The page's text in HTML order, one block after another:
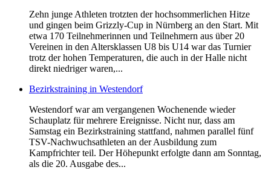
Zehn junge Athleten trotzten der hochsommerlichen Hitze
und gingen beim Grizzly-Cup in Nürnberg an den Start. Mit
etwa 170 Teilnehmerinnen und Teilnehmern aus über 20
Vereinen in den Altersklassen U8 bis U14 war das Turnier
trotz der hohen Temperaturen, die auch in der Halle nicht
direkt niedriger waren,...
Bezirkstraining in Westendorf
Westendorf war am vergangenen Wochenende wieder
Schauplatz für mehrere Ereignisse. Nicht nur, dass am
Samstag ein Bezirkstraining stattfand, nahmen parallel fünf
TSV-Nachwuchsathleten an der Ausbildung zum
Kampfrichter teil. Der Höhepunkt erfolgte dann am Sonntag,
als die 20. Ausgabe des...